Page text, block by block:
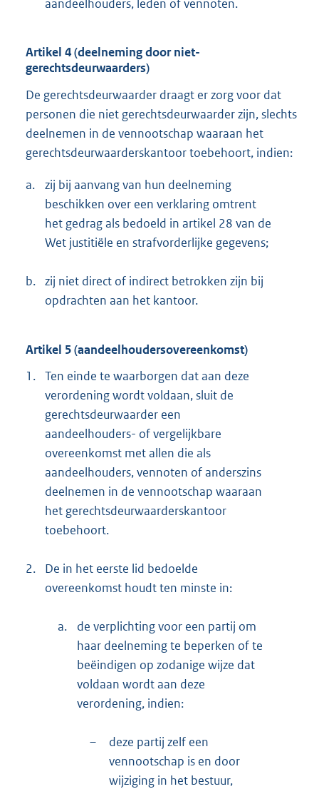
aandeelhouders, leden of vennoten.
Artikel 4 (deelneming door niet-
gerechtsdeurwaarders)
De gerechtsdeurwaarder draagt er zorg voor dat
personen die niet gerechtsdeurwaarder zijn, slechts
deelnemen in de vennootschap waaraan het
gerechtsdeurwaarderskantoor toebehoort, indien:
a.
zij bij aanvang van hun deelneming
beschikken over een verklaring omtrent
het gedrag als bedoeld in artikel 28 van de
Wet justitiële en strafvorderlijke gegevens;
b. zij niet direct of indirect betrokken zijn bij
opdrachten aan het kantoor.
Artikel 5 (aandeelhoudersovereenkomst)
1. Ten einde te waarborgen dat aan deze
verordening wordt voldaan, sluit de
gerechtsdeurwaarder een
aandeelhouders- of vergelijkbare
overeenkomst met allen die als
aandeelhouders, vennoten of anderszins
deelnemen in de vennootschap waaraan
het gerechtsdeurwaarderskantoor
toebehoort.
2.
De in het eerste lid bedoelde
overeenkomst houdt ten minste in:
a.
de verplichting voor een partij om
haar deelneming te beperken of te
beëindigen op zodanige wijze dat
voldaan wordt aan deze
verordening, indien:
–
deze partij zelf een
vennootschap is en door
wijziging in het bestuur,